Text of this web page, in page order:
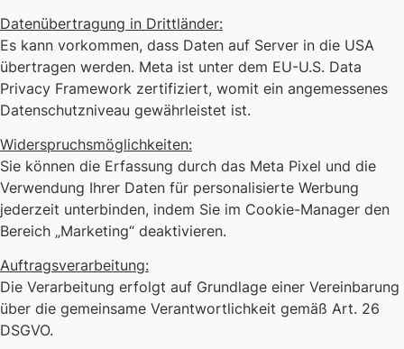
Datenübertragung in Drittländer:
Es kann vorkommen, dass Daten auf Server in die USA
übertragen werden. Meta ist unter dem EU-U.S. Data
Privacy Framework zertifiziert, womit ein angemessenes
Datenschutzniveau gewährleistet ist.
Widerspruchsmöglichkeiten:
Sie können die Erfassung durch das Meta Pixel und die
Verwendung Ihrer Daten für personalisierte Werbung
jederzeit unterbinden, indem Sie im Cookie-Manager den
Bereich „Marketing“ deaktivieren.
Auftragsverarbeitung:
Die Verarbeitung erfolgt auf Grundlage einer Vereinbarung
über die gemeinsame Verantwortlichkeit gemäß Art. 26
DSGVO.